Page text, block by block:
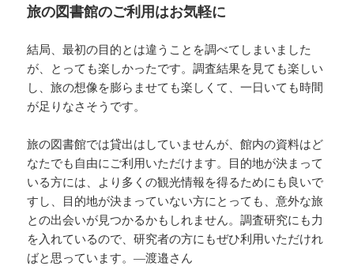
旅の図書館のご利用はお気軽に
結局、最初の目的とは違うことを調べてしまいました
が、とっても楽しかったです。調査結果を見ても楽しい
し、旅の想像を膨らませても楽しくて、一日いても時間
が足りなさそうです。
旅の図書館では貸出はしていませんが、館内の資料はど
なたでも自由にご利用いただけます。目的地が決まって
いる方には、より多くの観光情報を得るためにも良いで
すし、目的地が決まっていない方にとっても、意外な旅
との出会いが見つかるかもしれません。調査研究にも力
を入れているので、研究者の方にもぜひ利用いただけれ
ばと思っています。―渡邉さん